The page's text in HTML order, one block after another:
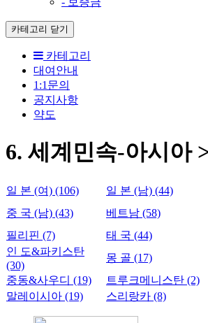
카테고리 닫기
카테고리
대여안내
1:1문의
공지사항
약도
6. 세계민속-아시아
일 본 (여) (106) 일 본 (남) (44)
중 국 (남) (43)
베트남 (58)
필리핀 (7)
태 국 (44)
인 도&파키스탄
(30)
몽 골 (17)
중동&사우디 (19)
트루크메니스탄 (2)
말레이시아 (19)
스리랑카 (8)